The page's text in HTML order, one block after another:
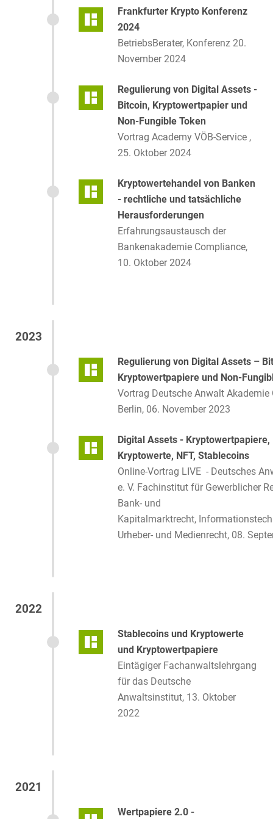
Frankfurter Krypto Konferenz
2024
BetriebsBerater, Konferenz 20.
November 2024
Regulierung von Digital Assets -
Bitcoin, Kryptowertpapier und
Non-Fungible Token
Vortrag Academy VÖB-Service ,
25. Oktober 2024
Kryptowertehandel von Banken
- rechtliche und tatsächliche
Herausforderungen
Erfahrungsaustausch der
Bankenakademie Compliance,
10. Oktober 2024
2023
Regulierung von Digital Assets –
Kryptowertpapiere und Non-
Vortrag Deutsche Anwalt Akademie
Berlin, 06. November 2023
Digital Assets - Kryptowertpapiere,
Kryptowerte, NFT, Stablecoins
Online-Vortrag LIVE - Deutsches
e. V. Fachinstitut für Gewerblicher
Bank- und
Kapitalmarktrecht,
Urheber- und Medienrecht, 08.
2022
Stablecoins und Kryptowerte
und Kryptowertpapiere
Eintägiger Fachanwaltslehrgang
für das Deutsche
Anwaltsinstitut, 13. Oktober
2022
2021
Wertpapiere 2.0 -